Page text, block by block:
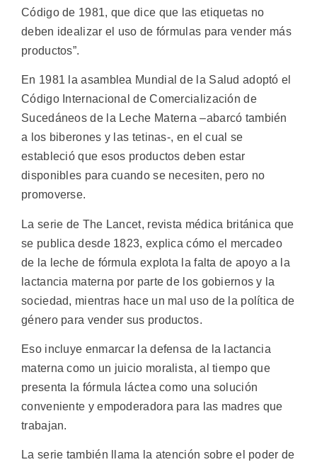
Código de 1981, que dice que las etiquetas no
deben idealizar el uso de fórmulas para vender más
productos”.
En 1981 la asamblea Mundial de la Salud adoptó el
Código Internacional de Comercialización de
Sucedáneos de la Leche Materna –abarcó también
a los biberones y las tetinas-, en el cual se
estableció que esos productos deben estar
disponibles para cuando se necesiten, pero no
promoverse.
La serie de The Lancet, revista médica británica que
se publica desde 1823, explica cómo el mercadeo
de la leche de fórmula explota la falta de apoyo a la
lactancia materna por parte de los gobiernos y la
sociedad, mientras hace un mal uso de la política de
género para vender sus productos.
Eso incluye enmarcar la defensa de la lactancia
materna como un juicio moralista, al tiempo que
presenta la fórmula láctea como una solución
conveniente y empoderadora para las madres que
trabajan.
La serie también llama la atención sobre el poder de